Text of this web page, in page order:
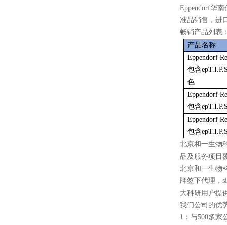
Eppendorf华
准品销售，进
畅销产品列表
产品名称
Eppendorf
包含
色
Eppendorf
包含
Eppendorf
包含
北京和一生物
品及服务项目
北京和一生物
牌签下代理，
大科研用户提
我们公司的优
1：与500多家